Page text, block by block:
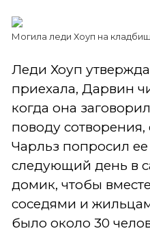
Могила леди Хоуп на
Леди Хоуп
приехала, Дарвин
когда она
поводу сотворения,
Чарльз попросил
следующий день в
домик, чтобы
соседями и
было около 30